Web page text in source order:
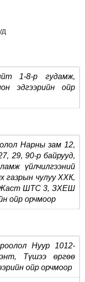
1-8-р гудамж,
эдгээрийн ойр
Нарны зам 12,
29, 90-р байрууд,
үйлчилгээний
газрын чулуу ХХК,
Жаст ШТС 3, ЗХЕШ
ойр орчмоор
Нуур 1012-
Түшээ өргөө
ойр орчмоор